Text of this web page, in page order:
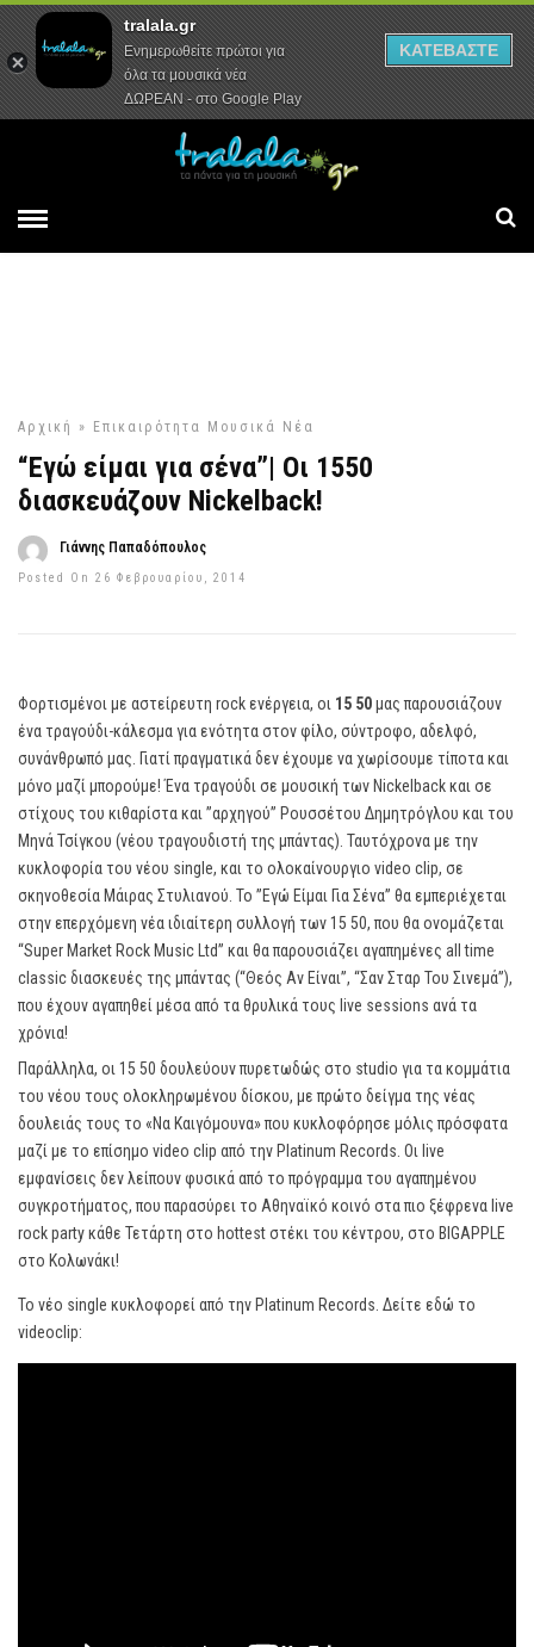
Αρχική Συνεντεύξεις Ρεπορτάζ
Αρχική » Επικαιρότητα Μουσικά Νέα
“Εγώ είμαι για σένα”| Οι 1550
διασκευάζουν Nickelback!
Γιάννης Παπαδόπουλος
Posted On 26 Φεβρουαρίου, 2014
Φορτισμένοι με αστείρευτη rock ενέργεια, οι 15 50μας παρουσιάζουν
ένα τραγούδι-κάλεσμα για ενότητα στον φίλο, σύντροφο, αδελφό,
συνάνθρωπό μας. Γιατί πραγματικά δεν έχουμε να χωρίσουμε τίποτα και
μόνο μαζί μπορούμε! Ένα τραγούδι σε μουσική των Nickelback και σε
στίχους του κιθαρίστα και ”αρχηγού” Ρουσσέτου Δημητρόγλου και του
Μηνά Τσίγκου (νέου τραγουδιστή της μπάντας). Ταυτόχρονα με την
κυκλοφορία του νέου single, και το ολοκαίνουργιο video clip, σε
σκηνοθεσία Μάιρας Στυλιανού. Το ”Εγώ Είμαι Για Σένα” θα εμπεριέχεται
στην επερχόμενη νέα ιδιαίτερη συλλογή των 15 50, που θα ονομάζεται
“Super Market Rock Music Ltd” και θα παρουσιάζει αγαπημένες all time
classic διασκευές της μπάντας (“Θεός Αν Είναι”, “Σαν Σταρ Του Σινεμά”),
που έχουν αγαπηθεί μέσα από τα θρυλικά τους live sessions ανά τα
χρόνια!
Παράλληλα, οι 15 50 δουλεύουν πυρετωδώς στο studio για τα κομμάτια
του νέου τους ολοκληρωμένου δίσκου, με πρώτο δείγμα της νέας
δουλειάς τους το «Να Καιγόμουνα» που κυκλοφόρησε μόλις πρόσφατα
μαζί με το επίσημο video clip από την Platinum Records. Οι live
εμφανίσεις δεν λείπουν φυσικά από το πρόγραμμα του αγαπημένου
συγκροτήματος, που παρασύρει το Αθηναϊκό κοινό στα πιο ξέφρενα live
rock party κάθε Τετάρτη στο hottest στέκι του κέντρου, στο BIGAPPLE
στο Κολωνάκι!
Το νέο single κυκλοφορεί από την Platinum Records. Δείτε εδώ το
videoclip:
tralala.gr
Ενημερωθείτε πρώτοι για
όλα τα μουσικά νέα
ΔΩΡΕΑΝ - στο Google Play
ΚΑΤΕΒΑΣΤΕ